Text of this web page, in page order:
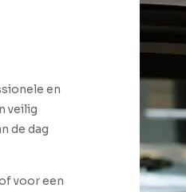
en
veilig
de dag
voor een